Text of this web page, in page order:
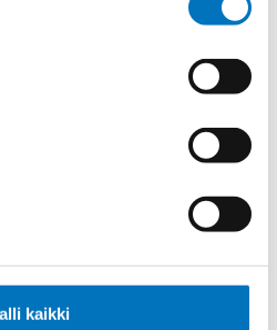
kaikki
ÖPVC-JZ 5G35